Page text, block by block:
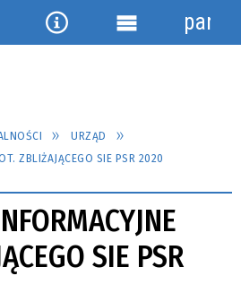
URZĄD
ZBLIŻAJĄCEGO SIE PSR 2020
SIE PSR
NarzędziaMenu
panel